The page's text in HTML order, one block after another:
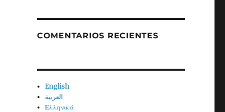
COMENTARIOS RECIENTES
English
العربية
Ελληνικά